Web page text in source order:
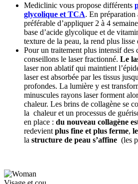
Mediclinic vous propose différents
glycolique et TCA. En préparation
préférable d’appliquer 2 à 4
base d’acide glycolique et de
texture de la peau, la rend plus lisse
Pour un traitement plus intensif des
conseillons le laser fractionné. Le
laser non ablatif qui maintient
laser est absorbée par les tissus
profondes. La lumière y est
minuscules rayons laser forment
chaleur. Les brins de collagène se
la chaleur et un processus de
en place : du nouveau collagène
redevient plus fine et plus ferme,
la structure de peau s’affine (les